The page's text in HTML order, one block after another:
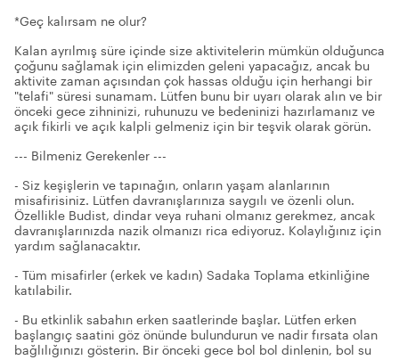
*Geç kalırsam ne olur?
Kalan ayrılmış süre içinde size aktivitelerin mümkün olduğunca
çoğunu sağlamak için elimizden geleni yapacağız, ancak bu
aktivite zaman açısından çok hassas olduğu için herhangi bir
"telafi" süresi sunamam. Lütfen bunu bir uyarı olarak alın ve bir
önceki gece zihninizi, ruhunuzu ve bedeninizi hazırlamanız ve
açık fikirli ve açık kalpli gelmeniz için bir teşvik olarak görün.
--- Bilmeniz Gerekenler ---
- Siz keşişlerin ve tapınağın, onların yaşam alanlarının
misafirisiniz. Lütfen davranışlarınıza saygılı ve özenli olun.
Özellikle Budist, dindar veya ruhani olmanız gerekmez, ancak
davranışlarınızda nazik olmanızı rica ediyoruz. Kolaylığınız için
yardım sağlanacaktır.
- Tüm misafirler (erkek ve kadın) Sadaka Toplama etkinliğine
katılabilir.
- Bu etkinlik sabahın erken saatlerinde başlar. Lütfen erken
başlangıç saatini göz önünde bulundurun ve nadir fırsata olan
bağlılığınızı gösterin. Bir önceki gece bol bol dinlenin, bol su